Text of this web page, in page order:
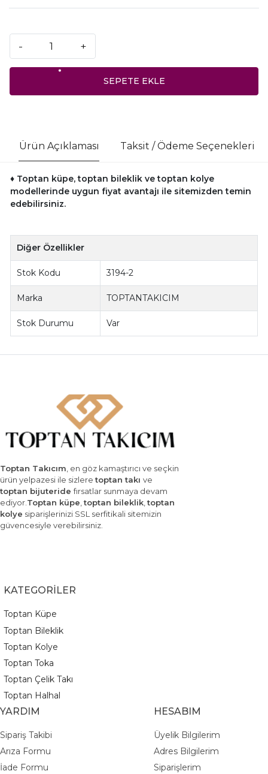
- +
SEPETE EKLE
Ürün Açıklaması Taksit / Ödeme Seçenekleri
♦ Toptan küpe, toptan bileklik ve toptan kolye
modellerinde uygun fiyat avantajı ile sitemizden temin
edebilirsiniz.
Diğer Özellikler
Stok Kodu 3194-2
Marka TOPTANTAKICIM
Stok Durumu Var
Toptan Takıcım, en göz kamaştırıcı ve seçkin
ürün yelpazesi ile sizleretoptan takı ve
toptan bijuteridefırsatlar sunmaya devam
ediyor.Toptan küpe,toptan bileklik,toptan
kolye siparişlerinizi SSL serfitikali sitemizin
güvencesiyle verebilirsiniz.
KATEGORİLER
Toptan Küpe
Toptan Bileklik
Toptan Kolye
Toptan Toka
Toptan Çelik Takı
Toptan Halhal
YARDIM
Sipariş Takibi
Arıza Formu
İade Formu
HESABIM
Üyelik Bilgilerim
Adres Bilgilerim
Siparişlerim